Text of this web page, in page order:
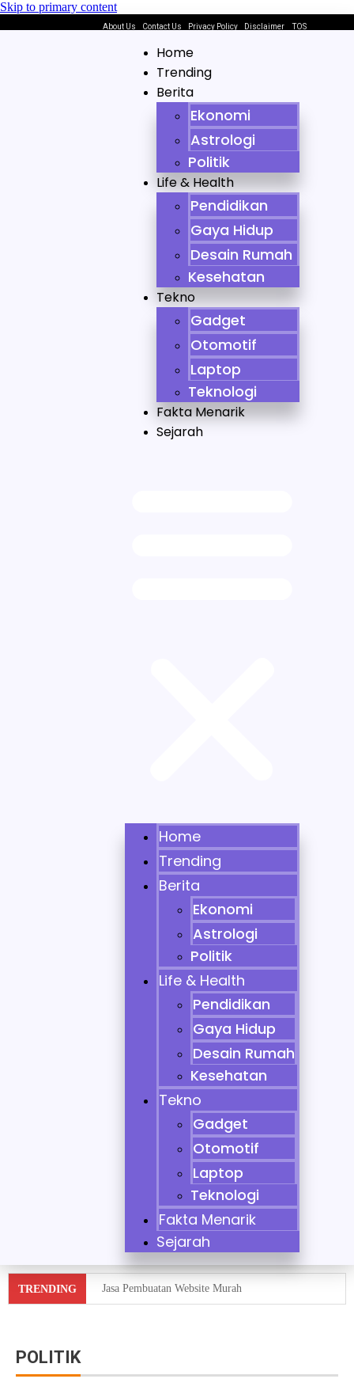
Skip to primary content
About Us Contact Us Privacy Policy DisclaimerTOS
Home
Trending
Berita
Ekonomi
Astrologi
Politik
Life & Health
Pendidikan
Gaya Hidup
Desain Rumah
Kesehatan
Tekno
Gadget
Otomotif
Laptop
Teknologi
Fakta Menarik
Sejarah
Home
Trending
Berita
Ekonomi
Astrologi
Politik
Life & Health
Pendidikan
Gaya Hidup
Desain Rumah
Kesehatan
Tekno
Gadget
Otomotif
Laptop
Teknologi
Fakta Menarik
Sejarah
TRENDING Jasa Pembuatan Website Murah
POLITIK